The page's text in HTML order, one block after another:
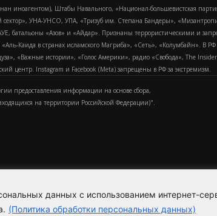
данных с использованием интернет-
(Политика обработки персональных данных)
иноагентом), Штабы Навального, «Национал-большевистская
УНА-УНСО, УПА, «Тризуб им. Степана Бандеры»,
батальоны «Азов» и «Айдар». Признаны террористическими и
Каида в странах исламского Магриба», «Сеть», «Колумбайн». В
«Важные истории», «Голос Америки», радио «Свобода», The
центр. Instagram и Facebook (Metа) запрещены в РФ за экстремизм.
предоставления информации на основе сбора,
на территории Российской Федерации)".
Для справки
Пользовательское